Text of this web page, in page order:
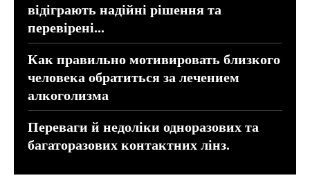
відіграють надійні рішення та
перевірені...
Как правильно мотивировать близкого
человека обратиться за лечением
алкоголизма
Переваги й недоліки одноразових та
багаторазових контактних лінз.